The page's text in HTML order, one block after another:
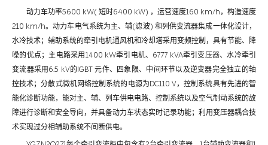
动力车功率5600 kW( 短时6400 kW) ，运营速度160 km/h，构造速度
210 km/h。动力车电气系统为主、辅(滤波) 和列供变流器集成一体化设计，
水冷技术；辅助系统的牵引电机通风机和冷却塔采用变频控制，具有节能、降
噪的优点；主电路采用1400 kW牵引电机、6777 kVA牵引变压器、水冷牵引
变流器采用6.5 kV的IGBT 元件、四象限、中间环节以及逆变器完全独立的轴
控技术；分散式微机网络控制系统的电源为DC110 V，控制系统具有先进的智
能化诊断功能，能对主、辅、列车供电电路、控制系统以及空气制动系统的故
障进行诊断和安全导向，并具备动力车状态实时记录功能；利用变压器耦合技
术实现过分相辅助系统不间断供电。